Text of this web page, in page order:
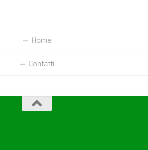
Home
Contatti